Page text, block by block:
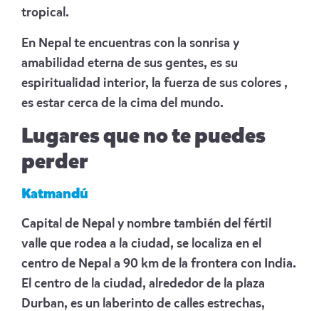
tropical.
En Nepal te encuentras con la sonrisa y
amabilidad eterna de sus gentes, es su
espiritualidad interior, la fuerza de sus colores ,
es estar cerca de la cima del mundo.
Lugares que no te puedes
perder
Katmandú
Capital de Nepal y nombre también del fértil
valle que rodea a la ciudad, se localiza en el
centro de Nepal a 90 km de la frontera con India.
El centro de la ciudad, alrededor de la plaza
Durban, es un laberinto de calles estrechas,